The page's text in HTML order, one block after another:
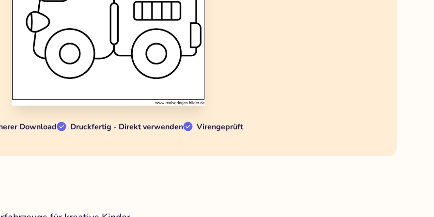
Download Druckfertig - Direkt verwenden Virengeprüft